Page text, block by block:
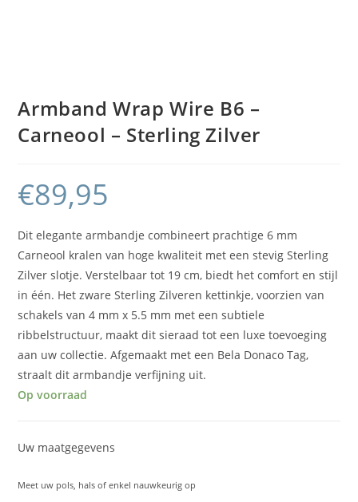
Armband Wrap Wire B6 –
Carneool – Sterling Zilver
€89,95
Dit elegante armbandje combineert prachtige 6 mm
Carneool kralen van hoge kwaliteit met een stevig Sterling
Zilver slotje. Verstelbaar tot 19 cm, biedt het comfort en stijl
in één. Het zware Sterling Zilveren kettinkje, voorzien van
schakels van 4 mm x 5.5 mm met een subtiele
ribbelstructuur, maakt dit sieraad tot een luxe toevoeging
aan uw collectie. Afgemaakt met een Bela Donaco Tag,
straalt dit armbandje verfijning uit.
Op voorraad
Uw maatgegevens
Meet uw pols, hals of enkel nauwkeurig op